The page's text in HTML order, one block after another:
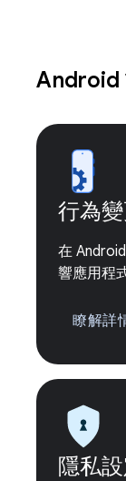
Android
行為
在
響應用程
瞭解詳
隱私